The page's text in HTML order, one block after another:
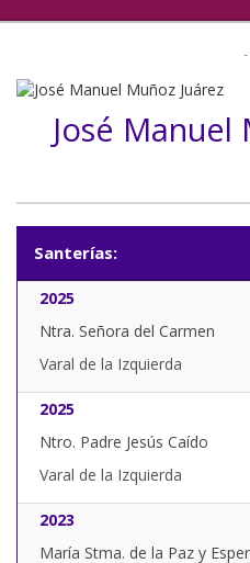
José Manuel
Santerías:
2025
Ntra. Señora del Carmen
Varal de la Izquierda
2025
Ntro. Padre Jesús Caído
Varal de la Izquierda
2023
María Stma. de la Paz y